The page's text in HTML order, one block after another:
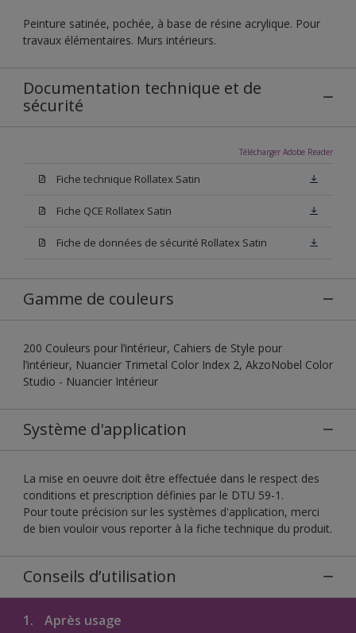
Peinture satinée, pochée, à base de résine acrylique. Pour
travaux élémentaires. Murs intérieurs.
Documentation technique et de
sécurité
Télécharger Adobe Reader
Fiche technique Rollatex Satin
Fiche QCE Rollatex Satin
Fiche de données de sécurité Rollatex Satin
Gamme de couleurs
200 Couleurs pour l’intérieur, Cahiers de Style pour
l’intérieur, Nuancier Trimetal Color Index 2, AkzoNobel Color
Studio - Nuancier Intérieur
Système d'application
La mise en oeuvre doit être effectuée dans le respect des
conditions et prescription définies par le DTU 59-1.
Pour toute précision sur les systèmes d'application, merci
de bien vouloir vous reporter à la fiche technique du produit.
Conseils d’utilisation
1. Après usage